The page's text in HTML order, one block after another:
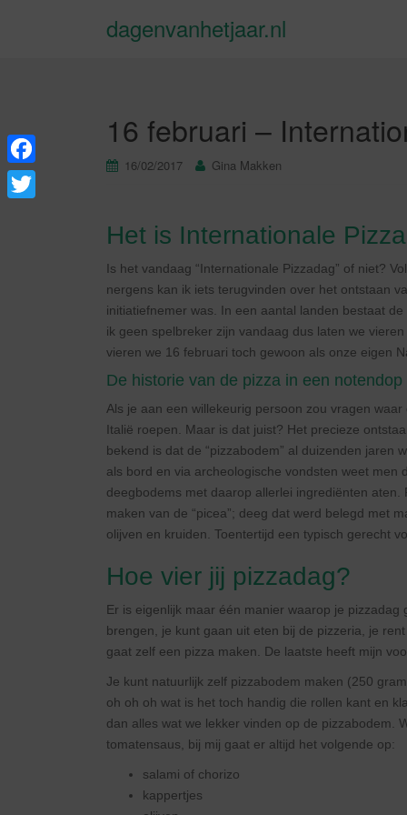
dagenvanhetjaar.nl
16 februari –
16/02/2017 Gina Makken
Het is Internationale
Is het vandaag “Internationale Pizzadag” of niet?
nergens kan ik iets terugvinden over het ontstaan
initiatiefnemer was. In een aantal landen bestaat
ik geen spelbreker zijn vandaag dus laten we
vieren we 16 februari toch gewoon als onze eigen
De historie van de pizza in een notendop
Als je aan een willekeurig persoon zou vragen
Italië roepen. Maar is dat juist? Het precieze
bekend is dat de “pizzabodem” al duizenden
als bord en via archeologische vondsten weet
deegbodems met daarop allerlei ingrediënten
maken van de “picea”; deeg dat werd belegd met
olijven en kruiden. Toentertijd een typisch gerecht
Hoe vier jij pizzadag?
Er is eigenlijk maar één manier waarop je
brengen, je kunt gaan uit eten bij de pizzeria, je
gaat zelf een pizza maken. De laatste heeft mijn
Je kunt natuurlijk zelf pizzabodem maken (250
oh oh oh wat is het toch handig die rollen kant en
dan alles wat we lekker vinden op de pizzabodem.
tomatensaus, bij mij gaat er altijd het volgende op:
salami of chorizo
kappertjes
F